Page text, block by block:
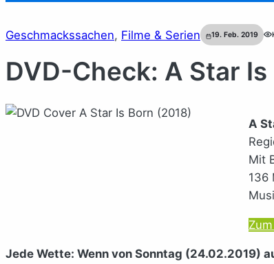
Geschmackssachen, Filme & Serien 19. Feb. 2019
DVD-Check: A Star Is
A
Mit
136
Jede Wette: Wenn von Sonntag (24.02.2019)